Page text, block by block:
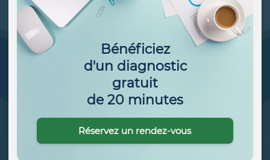
Bénéficiez
d'un diagnostic
gratuit
de 20 minutes
Réservez un rendez-vous